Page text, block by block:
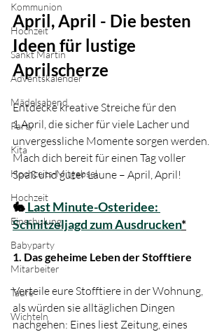
Kommunion
Hochzeit
Sankt Martin
Adventskalender
Mädelsabend
Party
Kita
Hochzeits-Mitgebsel
Hochzeit
Einschulung
Babyparty
Mitarbeiter
Taufe
Wichteln
April, April - Die besten
Ideen für lustige
Aprilscherze
Entdecke kreative Streiche für den
1.April, die sicher für viele Lacher und
unvergessliche Momente sorgen werden.
Mach dich bereit für einen Tag voller
Spaß und guter Laune – April, April!
🐇 Last Minute-Osteridee:
Schnitzeljagd zum Ausdrucken*
1. Das geheime Leben der Stofftiere
Verteile eure Stofftiere in der Wohnung,
als würden sie alltäglichen Dingen
nachgehen: Eines liest Zeitung, eines